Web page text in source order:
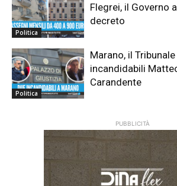
Politica
Flegrei, il Governo
decreto
Politica
Marano, il
incandidabili
Carandente
PUBBLICITÀ